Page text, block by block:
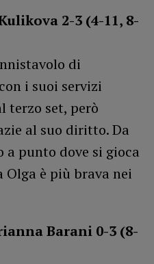
2-3 (4-11, 8-
di
i suoi servizi
terzo set, però
al suo diritto. Da
punto dove si gioca
è più brava nei
Barani 0-3 (8-